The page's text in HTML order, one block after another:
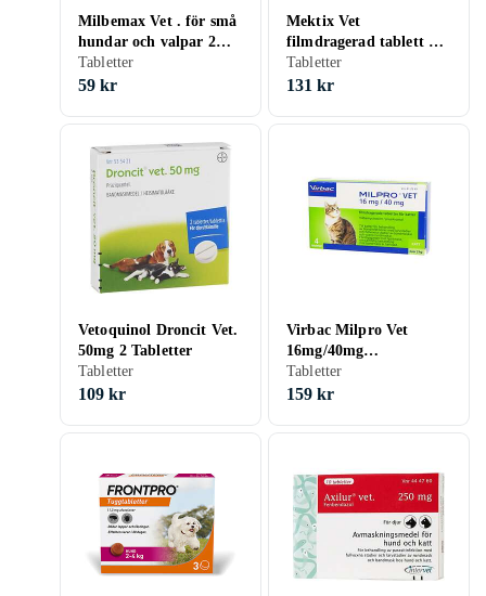
Milbemax Vet . för små
hundar och valpar 2
styck Tablett
Tabletter
59 kr
Mektix Vet
filmdragerad tablett 16
mg/40 mg, 4 st
Tabletter
131 kr
Vetoquinol Droncit Vet.
50mg 2 Tabletter
Tabletter
109 kr
Virbac Milpro Vet
16mg/40mg
Filmdragerade
Tabletter för Katter 4st
Tabletter
159 kr